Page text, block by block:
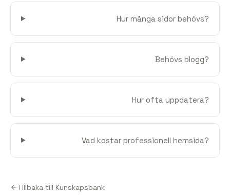
Hur många sidor behövs?
Behövs blogg?
Hur ofta uppdatera?
Vad kostar professionell hemsida?
Tillbaka till Kunskapsbank